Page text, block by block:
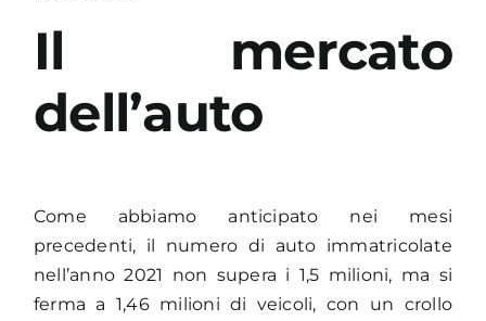
Il mercato
dell’auto
Come abbiamo anticipato nei mesi
precedenti, il numero di auto immatricolate
nell’anno 2021 non supera i 1,5 milioni, ma si
ferma a 1,46 milioni di veicoli, con un crollo